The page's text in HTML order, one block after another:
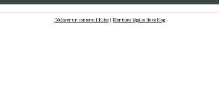
Déclarer un contenu illicite | Mentions légales de ce blog